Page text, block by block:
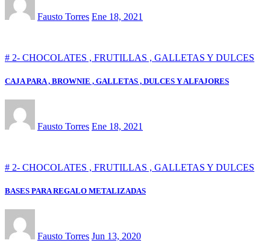
Fausto Torres Ene 18, 2021
# 2- CHOCOLATES , FRUTILLAS , GALLETAS Y DULCES
CAJA PARA , BROWNIE , GALLETAS , DULCES Y ALFAJORES
Fausto Torres Ene 18, 2021
# 2- CHOCOLATES , FRUTILLAS , GALLETAS Y DULCES
BASES PARA REGALO METALIZADAS
Fausto Torres Jun 13, 2020